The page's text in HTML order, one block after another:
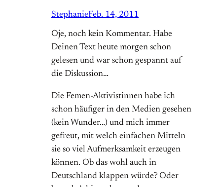
StephanieFeb. 14, 2011
Oje, noch kein Kommentar. Habe
Deinen Text heute morgen schon
gelesen und war schon gespannt auf
die Diskussion…
Die Femen-Aktivistinnen habe ich
schon häufiger in den Medien gesehen
(kein Wunder…) und mich immer
gefreut, mit welch einfachen Mitteln
sie so viel Aufmerksamkeit erzeugen
können. Ob das wohl auch in
Deutschland klappen würde? Oder